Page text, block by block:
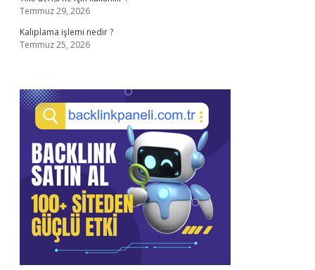
Temmuz 29, 2026
Kalıplama işlemi nedir ?
Temmuz 25, 2026